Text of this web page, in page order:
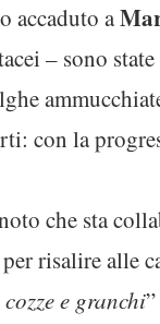
accaduto a
– sono
con la
che sta
risalire alle
e granchi